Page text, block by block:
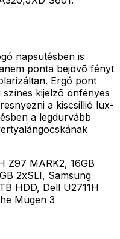
napsütésben is
ponta bejövõ fényt
Ergó pont
színes kijelzõ önfényes
a kiscsillió lux-
a legdurvább
Z97 MARK2, 16GB
2xSLI, Samsung
HDD, Dell U2711H
Mugen 3